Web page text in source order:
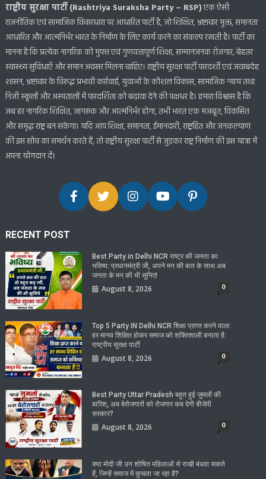
राष्ट्रीय सुरक्षा पार्टी (Rashtriya Suraksha Party – RSP)एक ऐसी
राजनीतिक एवं सामाजिक विचारधारा पर आधारित पार्टी है, जो शिक्षित, भ्रष्टाचार मुक्त, समानता
आधारित और आत्मनिर्भर भारत के निर्माण के लिए कार्य करने का संकल्प रखती है। पार्टी का
मानना है कि प्रत्येक नागरिक को मुफ्त एवं गुणवत्तापूर्ण शिक्षा, सम्मानजनक रोजगार, बेहतर
स्वास्थ्य सुविधाएँ और समान अवसर मिलना चाहिए। राष्ट्रीय सुरक्षा पार्टी पारदर्शी एवं जवाबदेह
शासन, भ्रष्टाचार के विरुद्ध प्रभावी कार्रवाई, युवाओं के कौशल विकास, सामाजिक न्याय तथा
निजी स्कूलों और अस्पतालों में पारदर्शिता को बढ़ावा देने की पक्षधर है। हमारा विश्वास है कि
जब हर नागरिक शिक्षित, जागरूक और आत्मनिर्भर होगा, तभी भारत एक मजबूत, विकसित
और समृद्ध राष्ट्र बन सकेगा। यदि आप शिक्षा, समानता, ईमानदारी, राष्ट्रहित और जनकल्याण
की इस सोच का समर्थन करते हैं, तो राष्ट्रीय सुरक्षा पार्टी से जुड़कर राष्ट्र निर्माण की इस यात्रा में
अपना योगदान दें।
RECENT POST
Best Party in Delhi NCR राष्ट्र की जनता का
भविष्य: प्रधानमंत्री जी, अपने मन की बात के साथ अब
जनता के मन की भी सुनिए!
August 8, 2026 0
Top 5 Party IN Delhi NCR शिक्षा प्राप्त करने वाला
हर मानव शिक्षित होकर समाज को शक्तिशाली बनाता है:
राष्ट्रीय सुरक्षा पार्टी
August 8, 2026 0
Best Party Uttar Pradesh बहुत हुई जुमलों की
बारिश, अब बेरोजगारों को रोजगार कब देगी बीजेपी
सरकार?
August 8, 2026 0
क्या मोदी जी उन शोषित महिलाओं से राखी बंधवा सकते
हैं, जिन्हें समाज में कुचला जा रहा है?